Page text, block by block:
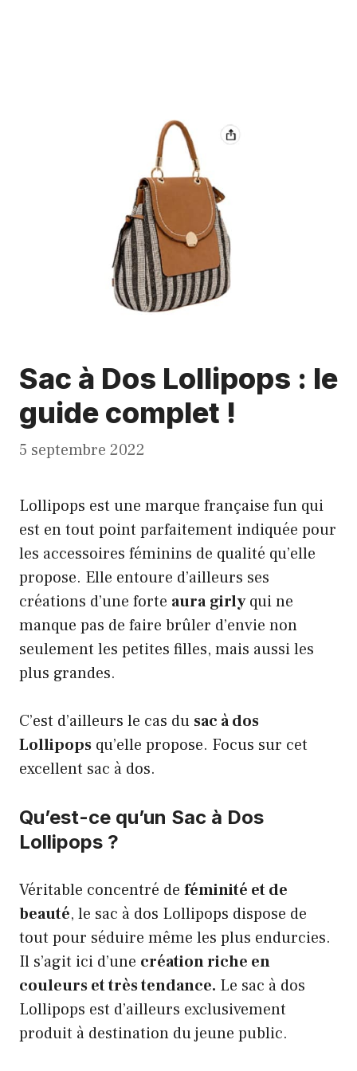
Sac à Dos Lollipops : le
guide complet !
5 septembre 2022
Lollipops est une marque française fun qui
est en tout point parfaitement indiquée pour
les accessoires féminins de qualité qu’elle
propose. Elle entoure d’ailleurs ses
créations d’une forte aura girlyqui ne
manque pas de faire brûler d’envie non
seulement les petites filles, mais aussi les
plus grandes.
C’est d’ailleurs le cas du sac à dos
Lollipops qu’elle propose. Focus sur cet
excellent sac à dos.
Qu’est-ce qu’un Sac à Dos
Lollipops ?
Véritable concentré de féminité et de
beauté, le sac à dos Lollipops dispose de
tout pour séduire même les plus endurcies.
Il s’agit ici d’une création riche en
couleurs et très tendance. Le sac à dos
Lollipops est d’ailleurs exclusivement
produit à destination du jeune public.